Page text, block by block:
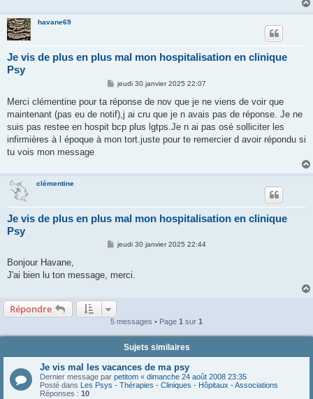
havane69
Je vis de plus en plus mal mon hospitalisation en clinique
Psy
M
s
s
a
g
jeudi 30 janvier 2025 22:07
Merci clémentine pour ta réponse de nov que je ne viens de voir que
maintenant (pas eu de notif),j ai cru que je n avais pas de réponse. Je ne
suis pas restee en hospit bcp plus lgtps.Je n ai pas osé solliciter les
infirmières à l époque à mon tort.juste pour te remercier d avoir répondu si
tu vois mon message
clémentine
Je vis de plus en plus mal mon hospitalisation en clinique
Psy
M
a
jeudi 30 janvier 2025 22:44
Bonjour Havane,
J'ai bien lu ton message, merci.
Répondre
5 messages • Page 1 sur 1
Sujets similaires
Je vis mal les vacances de ma psy
Dernier message par petitom « dimanche 24 août 2008 23:35
Posté dans
Les Psys - Thérapies - Cliniques - Hôpitaux - Associations
Réponses : 10